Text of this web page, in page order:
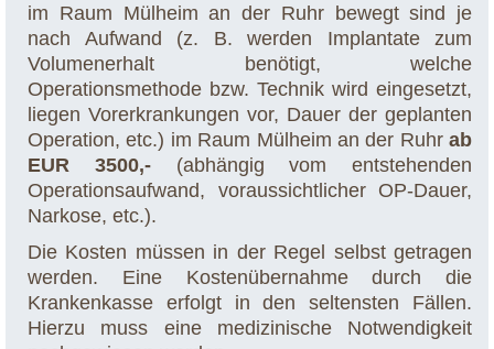
im Raum Mülheim an der Ruhr bewegt sind je
nach Aufwand (z. B. werden Implantate zum
Volumenerhalt benötigt, welche
Operationsmethode bzw. Technik wird eingesetzt,
liegen Vorerkrankungen vor, Dauer der geplanten
Operation, etc.) im Raum Mülheim an der Ruhr ab
EUR 3500,-(abhängig vom entstehenden
Operationsaufwand, voraussichtlicher OP-Dauer,
Narkose, etc.).
Die Kosten müssen in der Regel selbst getragen
werden. Eine Kostenübernahme durch die
Krankenkasse erfolgt in den seltensten Fällen.
Hierzu muss eine medizinische Notwendigkeit